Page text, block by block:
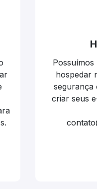
hospedar
segurança
criar seus